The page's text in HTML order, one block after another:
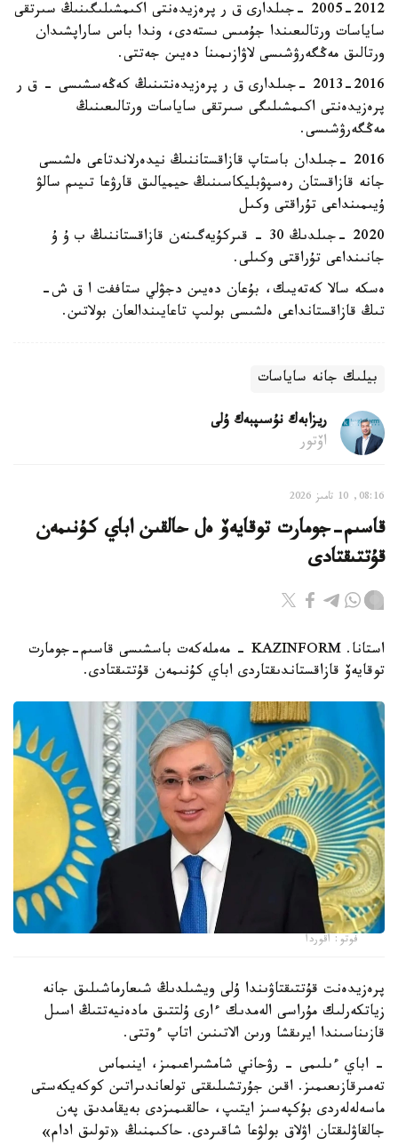
2005-2012 -جىلدارى ق ر پرەزيدەنتى اكىمشىلىگىنىڭ سىرتقى
ساياسات ورتالىعىندا جۇمىس ىستەدى، وندا باس ساراپشىدان
ورتالىق مەڭگەرۋشىسى لاۋازىمىنا دەيىن جەتتى.
2013-2016 -جىلدارى ق ر پرەزيدەنتىنىڭ كەڭەسشىسى - ق ر
پرەزيدەنتى اكىمشىلىگى سىرتقى ساياسات ورتالىعىنىڭ
مەڭگەرۋشىسى.
2016 -جىلدان باستاپ قازاقستاننىڭ نيدەرلاندتاعى ەلشىسى
جانە قازاقستان رەسپۋبليكاسىنىڭ حيميالىق قارۋعا تىيىم سالۋ
ۇيىمىنداعى تۇراقتى وكىل
2020 -جىلدىڭ 30 - قىركۇيەگىنەن قازاقستاننىڭ ب ۇ ۇ
جانىنداعى تۇراقتى وكىلى.
ەسكە سالا كەتەيىك، بۇعان دەيىن دجۋلي ستاففت ا ق ش-
تىڭ قازاقستانداعى ەلشىسى بولىپ تاعايىندالعان بولاتىن.
بيلىك جانە ساياسات
ريزابەك نۇسىپبەك ۇلى
اۆتور
08:16, 10 تامىز 2026
قاسىم-جومارت توقايەۆ ەل حالقىن اباي كۇنىمەن
قۇتتىقتادى
استانا. KAZINFORM - مەملەكەت باسشىسى قاسىم-جومارت
توقايەۆ قازاقستاندىقتاردى اباي كۇنىمەن قۇتتىقتادى.
فوتو: اقوردا
پرەزيدەنت قۇتتىقتاۋىندا ۇلى ويشىلدىڭ شىعارماشىلىق جانە
زياتكەرلىك مۇراسى الەمدىك ءارى ۇلتتىق مادەنيەتتىڭ اسىل
قازىناسىندا ايرىقشا ورىن الاتىنىن اتاپ ءوتتى.
- اباي ءىلىمى - رۋحاني شامشىراعىمىز، اينىماس
تەمىرقازىعىمىز. اقىن جۇرتشىلىقتى تولعاندىراتىن كوكەيكەستى
ماسەلەلەردى بۇكپەسىز ايتىپ، حالقىمىزدى بەيقامدىق پەن
جالقاۋلىقتان اۋلاق بولۋعا شاقىردى. حاكىمنىڭ «تولىق ادام»